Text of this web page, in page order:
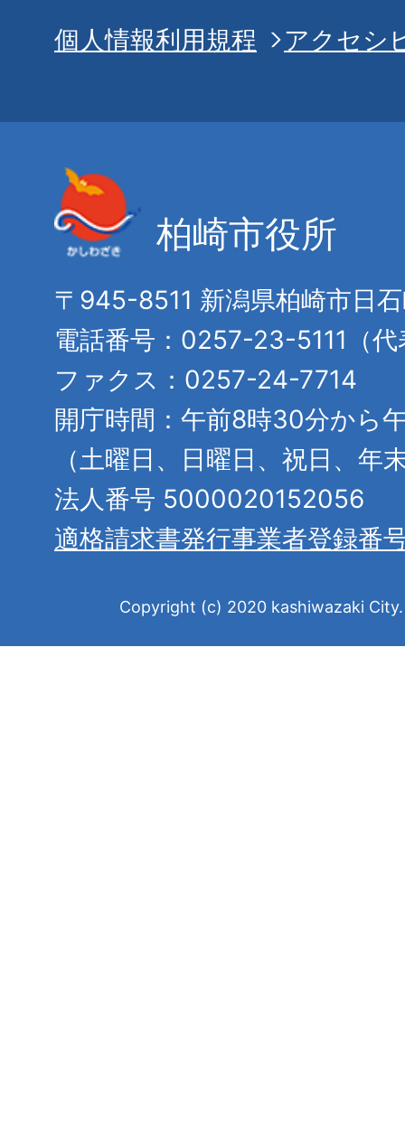
個人情報利用規程
アクセシ
柏崎市役所
〒945-8511 新潟県柏崎市日
電話番号：0257-23-5111（代
ファクス：0257-24-7714
開庁時間：午前8時30分から
（土曜日、日曜日、祝日、年
法人番号 5000020152056
適格請求書発行事業者登録番
Copyright (c) 2020 kashiwazaki